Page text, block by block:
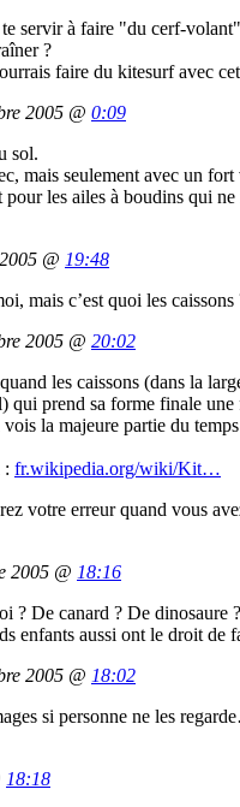
servir à faire "du cerf-
?
faire du kitesurf avec
2005 @ 0:09
sol.
mais seulement avec un
les ailes à boudins qui
@ 19:48
mais c’est quoi les
2005 @ 20:02
les caissons (dans la
prend sa forme finale une
la majeure partie du
: fr.wikipedia.org/wiki/Kit…
votre erreur quand vous
2005 @ 18:16
De canard ? De dinosaure
enfants aussi ont le droit
2005 @ 18:02
si personne ne les
18:18